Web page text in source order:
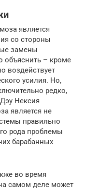
является
со стороны
замены
объяснить – кроме
воздействует
усилия. Но,
редко,
Нексия
является не
правильно
рода проблемы
барабанных
во время
самом деле может